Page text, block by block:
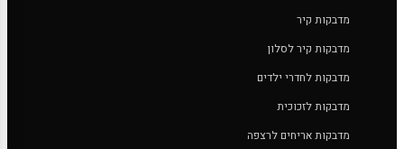
מדבקות קיר
מדבקות קיר לסלון
מדבקות לחדרי ילדים
מדבקות לזכוכית
מדבקות אריחים לרצפה